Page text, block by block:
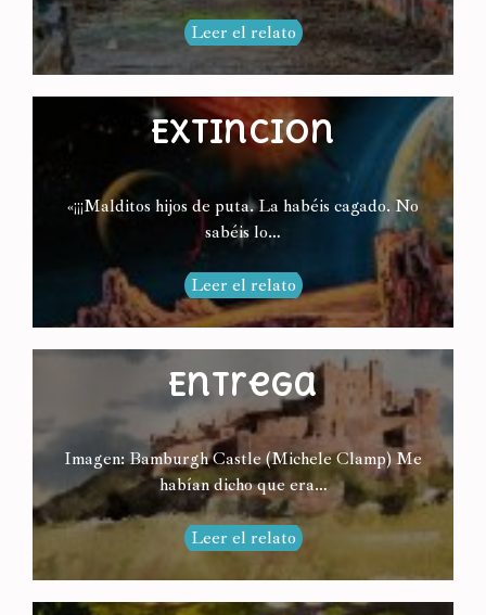
Leer el relato
Extinción
«¡¡¡Malditos hijos de puta. La habéis cagado. No
sabéis lo…
Leer el relato
Entrega
Imagen: Bamburgh Castle (Michele Clamp) Me
habían dicho que era…
Leer el relato